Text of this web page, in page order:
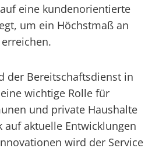
eine kundenorientierte
um ein Höchstmaß an
der Bereitschaftsdienst in
wichtige Rolle für
und private Haushalte
auf aktuelle Entwicklungen
wird der Service